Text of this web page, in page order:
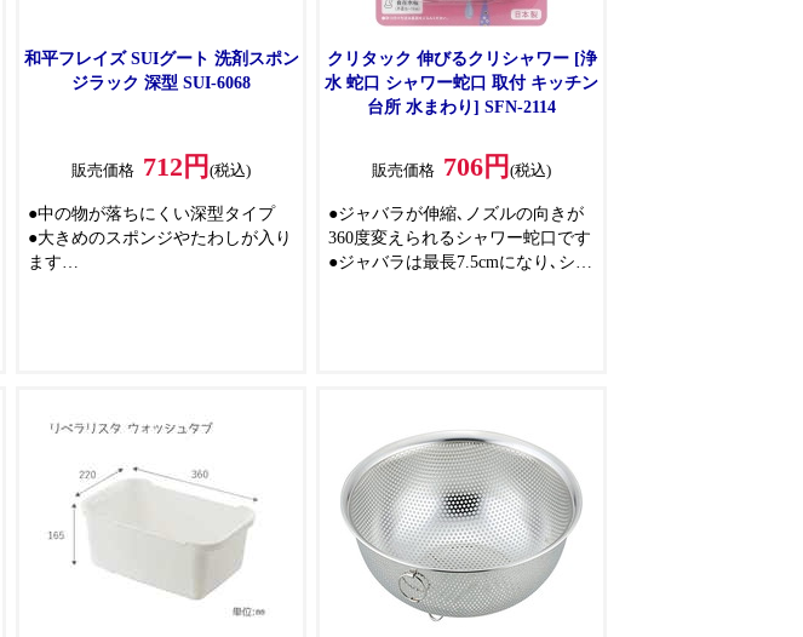
和平フレイズ SUIグート 洗剤スポン
ジラック 深型 SUI-6068
販売価格 712円 (税込)
●中の物が落ちにくい深型タイプ
●大きめのスポンジやたわしが入り
ます
クリタック 伸びるクリシャワー [浄
水 蛇口 シャワー蛇口 取付 キッチン
台所 水まわり] SFN-2114
販売価格 706円 (税込)
●ジャバラが伸縮､ノズルの向きが
360度変えられるシャワー蛇口です
●ジャバラは最長7.5cmになり､シン
待できます
●使用しない時は折りたたんでコン
パクトなフォルムになります
【取付可能な水栓】
●先端にふくらみのある､外径16～
19mmまでの丸型自在水栓
【取付できない水栓】
●泡沫水栓､外径19mmを超える自在
水栓､先端にふくらみの無い丸型自